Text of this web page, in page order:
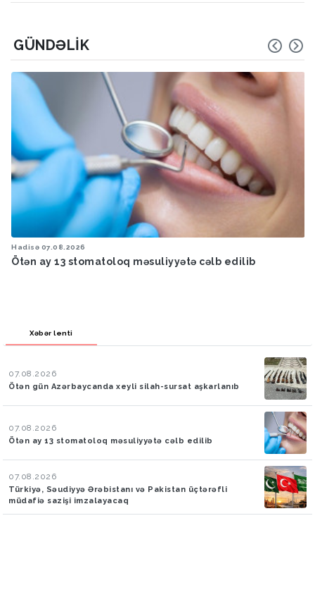
GÜNDƏLIK
Hadisə 07.08.2026
Ötən ay 13 stomatoloq məsuliyyətə cəlb edilib
Xəbər lenti
07.08.2026
Ötən gün Azərbaycanda xeyli silah-sursat aşkarlanıb
07.08.2026
Ötən ay 13 stomatoloq məsuliyyətə cəlb edilib
07.08.2026
Türkiyə, Səudiyyə Ərəbistanı və Pakistan üçtərəfli
müdafiə sazişi imzalayacaq